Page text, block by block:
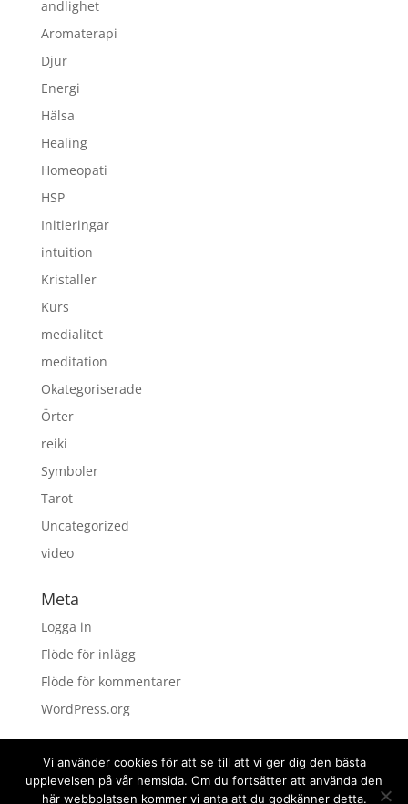
andlighet
Aromaterapi
Djur
Energi
Hälsa
Healing
Homeopati
HSP
Initieringar
intuition
Kristaller
Kurs
medialitet
meditation
Okategoriserade
Örter
reiki
Symboler
Tarot
Uncategorized
video
Meta
Logga in
Flöde för inlägg
Flöde för kommentarer
WordPress.org
Vi använder cookies för att se till att vi ger dig den bästa
upplevelsen på vår hemsida. Om du fortsätter att använda den
här webbplatsen kommer vi anta att du godkänner detta.